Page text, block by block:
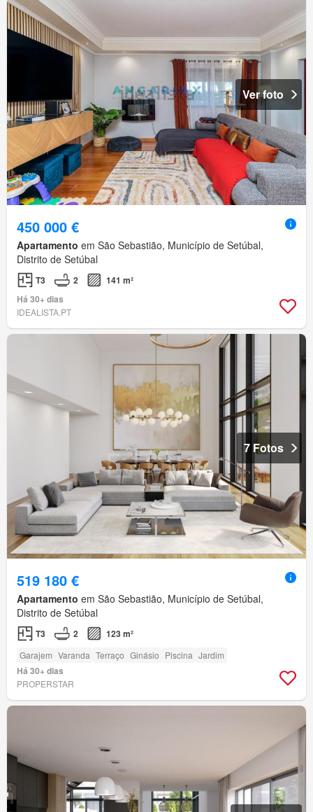
Ver foto
450 000 €
Apartamento em São Sebastião, Município de Setúbal,
Distrito de Setúbal
T3 2
141 m²
Há 30+ dias
IDEALISTA.PT
7 Fotos
519 180 €
Apartamento em São Sebastião, Município de Setúbal,
Distrito de Setúbal
T3 2 123 m²
Garajem Varanda Terraço Ginásio Piscina Jardim
Há 30+ dias
PROPERSTAR